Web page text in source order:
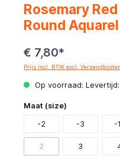
Rosemary
Round
€ 7,80*
Prijs incl. BTW excl. Verzendkosten
Op voorraad:
Maat (size)
-2 -3 -
2 3